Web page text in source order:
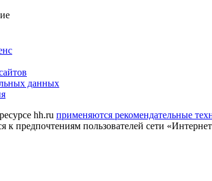
данных
hh.ru применяются рекомендательные
к предпочтениям пользователей сети